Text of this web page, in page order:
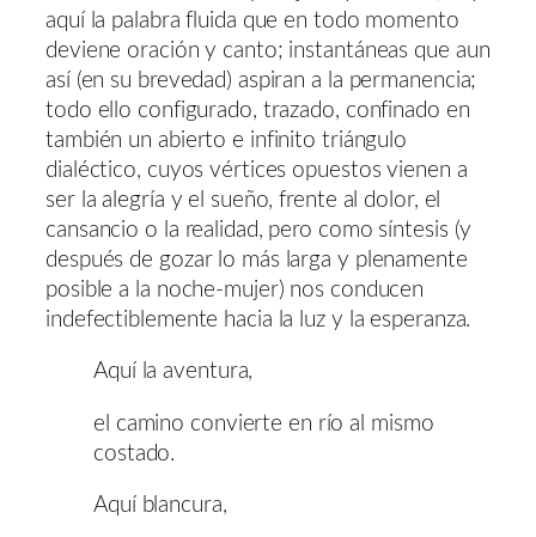
aquí la palabra fluida que en todo momento
deviene oración y canto; instantáneas que aun
así (en su brevedad) aspiran a la permanencia;
todo ello configurado, trazado, confinado en
también un abierto e infinito triángulo
dialéctico, cuyos vértices opuestos vienen a
ser la alegría y el sueño, frente al dolor, el
cansancio o la realidad, pero como síntesis (y
después de gozar lo más larga y plenamente
posible a la noche-mujer) nos conducen
indefectiblemente hacia la luz y la esperanza.
Aquí la aventura,
el camino convierte en río al mismo
costado.
Aquí blancura,